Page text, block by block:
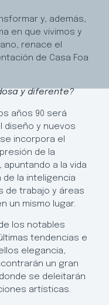
y, además,
en que vivimos y
renace el
de Casa Foa
y diferente?
años 90 será
diseño y nuevos
incorpora el
de la
a la vida
la inteligencia
de trabajo y áreas
un mismo lugar.
los notables
tendencias e
elegancia,
un gran
se deleitarán
artísticas.